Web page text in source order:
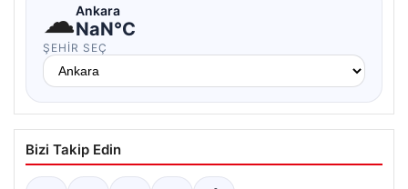
☁Ankara
NaN°C
ŞEHIR SEÇ
Bizi Takip Edin